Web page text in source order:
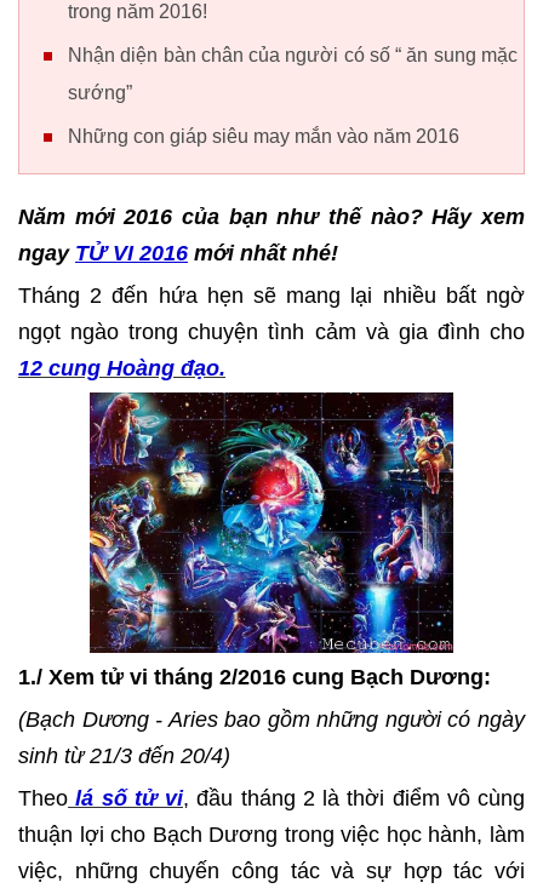
trong năm 2016!
Nhận diện bàn chân của người có số “ ăn sung mặc
sướng”
Những con giáp siêu may mắn vào năm 2016
Năm mới 2016 của bạn như thế nào? Hãy xem
ngay TỬ VI 2016 mới nhất nhé!
Tháng 2 đến hứa hẹn sẽ mang lại nhiều bất ngờ
ngọt ngào trong chuyện tình cảm và gia đình cho
12 cung Hoàng đạo.
1./ Xem tử vi tháng 2/2016 cung Bạch Dương:
(Bạch Dương - Aries bao gồm những người có ngày
sinh từ 21/3 đến 20/4)
Theo lá số tử vi, đầu tháng 2 là thời điểm vô cùng
thuận lợi cho Bạch Dương trong việc học hành, làm
việc, những chuyến công tác và sự hợp tác với